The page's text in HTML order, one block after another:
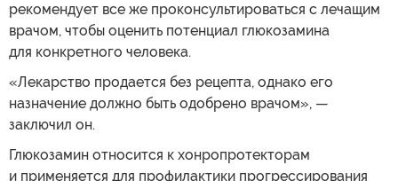
рекомендует все же проконсультироваться с лечащим
врачом, чтобы оценить потенциал глюкозамина
для конкретного человека.
«Лекарство продается без рецепта, однако его
назначение должно быть одобрено врачом», —
заключил он.
Глюкозамин относится к хонропротекторам
и применяется для профилактики прогрессирования